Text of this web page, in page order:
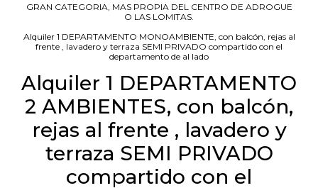
GRAN CATEGORIA, MAS PROPIA DEL CENTRO DE ADROGUE
O LAS LOMITAS.
Alquiler 1 DEPARTAMENTO MONOAMBIENTE, con balcón, rejas al
frente , lavadero y terraza SEMI PRIVADO compartido con el
departamento de al lado
Alquiler 1 DEPARTAMENTO
2 AMBIENTES, con balcón,
rejas al frente , lavadero y
terraza SEMI PRIVADO
compartido con el